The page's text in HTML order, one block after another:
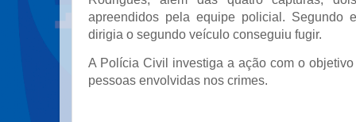
apreendidos pela equipe policial. Segundo
dirigia o segundo veículo conseguiu fugir.
A Polícia Civil investiga a ação com o
pessoas envolvidas nos crimes.